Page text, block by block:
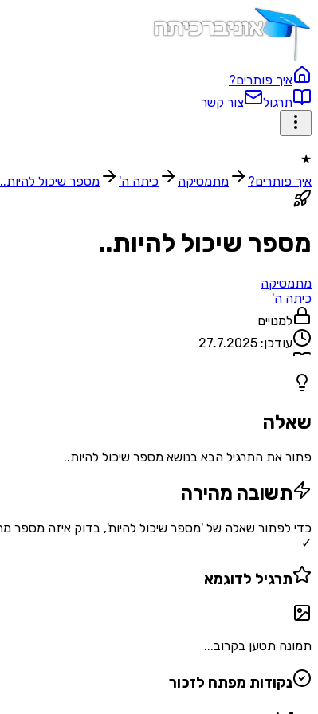
איך פותרים?
תרגול
צור קשר
★
איך פותרים?
מתמטיקה כיתה ה' מספר שיכול להיות..
מספר שיכול להיות..
מתמטיקה
כיתה ה'
למנויים
עודכן: 27.7.2025
שאלה
פתור את התרגיל הבא בנושא מספר שיכול להיות..
תשובה מהירה
✓
תרגיל לדוגמא
תמונה תטען בקרוב...
נקודות מפתח לזכור